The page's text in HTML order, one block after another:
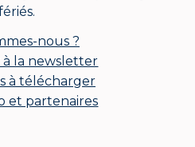
nous ?
à la newsletter
à télécharger
et partenaires